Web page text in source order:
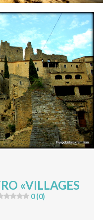
«VILLAGES
0 (0)